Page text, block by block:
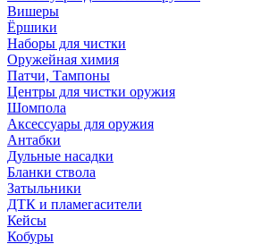
Вишеры
Ёршики
Наборы для чистки
Оружейная химия
Патчи, Тампоны
Центры для чистки оружия
Шомпола
Аксессуары для оружия
Антабки
Дульные насадки
Бланки ствола
Затыльники
ДТК и пламегасители
Кейсы
Кобуры